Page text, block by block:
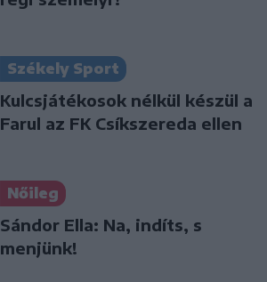
Székely Sport
Kulcsjátékosok nélkül készül a
Farul az FK Csíkszereda ellen
Nőileg
Sándor Ella: Na, indíts, s
menjünk!